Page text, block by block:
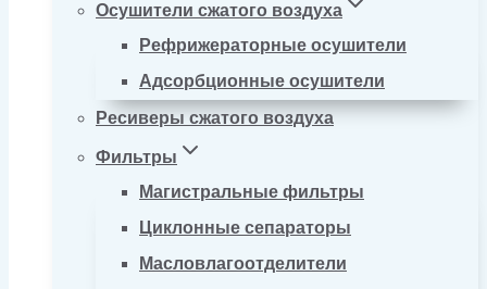
Осушители сжатого воздуха
Рефрижераторные осушители
Адсорбционные осушители
Ресиверы сжатого воздуха
Фильтры
Магистральные фильтры
Циклонные сепараторы
Масловлагоотделители